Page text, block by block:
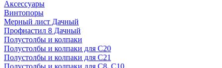
Аксессуары
Винтопоры
Мерный лист Дачный
Профнастил 8 Дачный
Полустолбы и колпаки
Полустолбы и колпаки для С20
Полустолбы и колпаки для С21
Полустолбы и колпаки для С8, С10